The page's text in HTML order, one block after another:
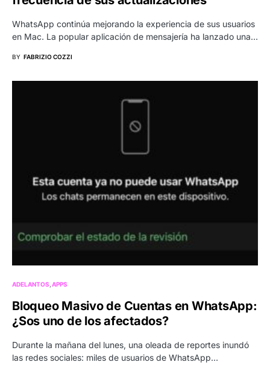
WhatsApp continúa mejorando la experiencia de sus usuarios
en Mac. La popular aplicación de mensajería ha lanzado una…
BY FABRIZIO COZZI
ADELANTOS APPS
Bloqueo Masivo de Cuentas en WhatsApp:
¿Sos uno de los afectados?
Durante la mañana del lunes, una oleada de reportes inundó
las redes sociales: miles de usuarios de WhatsApp…